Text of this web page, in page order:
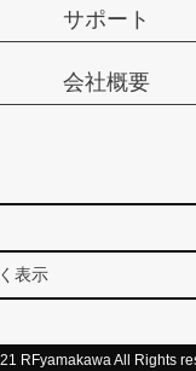
サポート
会社概要
表示
RFyamakawa All Rights